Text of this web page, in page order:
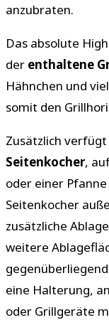
anzubraten.
Das absolute
der enthaltene
Hähnchen und
somit den
Zusätzlich verfügt
Seitenkocher,
oder einer
Seitenkocher
zusätzliche
weitere
eine Halterung,
oder Grillgeräte